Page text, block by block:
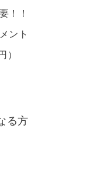
！！
ント
）
る方